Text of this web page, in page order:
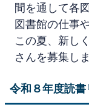
間を通
図書館の仕事
この夏、新し
さんを募集し
令和８年度読